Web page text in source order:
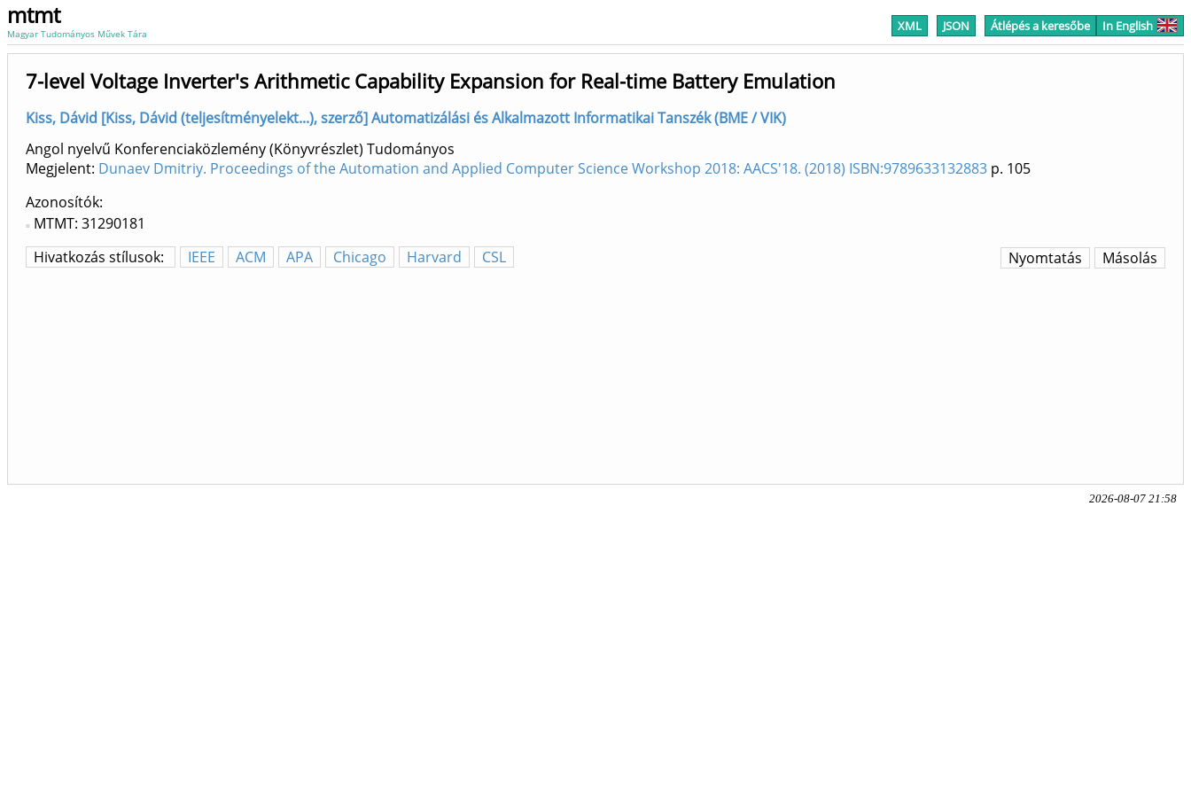
mtmt
Magyar Tudományos Művek Tára XML JSON Átlépés a keresőbe In English
7-level Voltage Inverter's Arithmetic Capability Expansion for Real-time Battery Emulation
Kiss, Dávid [Kiss, Dávid (teljesítményelekt...), szerző] Automatizálási és Alkalmazott Informatikai Tanszék (BME / VIK)
Angol nyelvű Konferenciaközlemény (Könyvrészlet) Tudományos
Megjelent: Dunaev Dmitriy. Proceedings of the Automation and Applied Computer Science Workshop 2018: AACS'18. (2018) ISBN:9789633132883 p. 105
Azonosítók
MTMT: 31290181
Hivatkozás stílusok:
IEEE ACM APA Chicago Harvard CSL Másolás
Nyomtatás
2026-08-07 21:58